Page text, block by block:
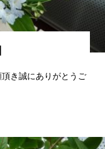
き誠にありがとうご